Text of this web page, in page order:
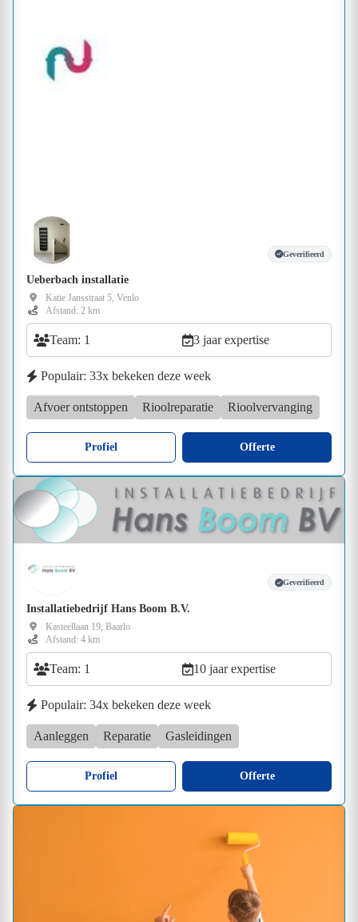
Geverifieerd
Ueberbach installatie
Katie Jansstraat 5, Venlo
Afstand: 2 km
Team: 1 3 jaar expertise
Populair: 33x bekeken deze week
Afvoer ontstoppen Rioolreparatie Rioolvervanging
Profiel Offerte
Geverifieerd
Installatiebedrijf Hans Boom B.V.
Kasteellaan 19, Baarlo
Afstand: 4 km
Team: 1 10 jaar expertise
Populair: 34x bekeken deze week
Aanleggen Reparatie Gasleidingen
Profiel Offerte